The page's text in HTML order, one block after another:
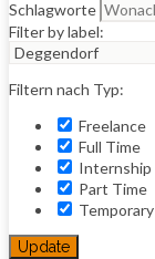
Schlagworte
Filter by label:
Filtern nach Typ:
Freelance
Full Time
Internship
Part Time
Temporary
Update